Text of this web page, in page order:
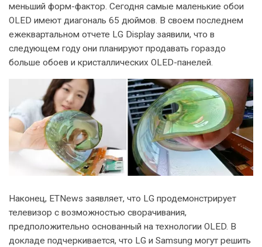
меньший форм-фактор. Сегодня самые маленькие обои
OLED имеют диагональ 65 дюймов. В своем последнем
ежеквартальном отчете LG Display заявили, что в
следующем году они планируют продавать гораздо
больше обоев и кристаллических OLED-панелей.
Наконец, ETNews заявляет, что LG продемонстрирует
телевизор с возможностью сворачивания,
предположительно основанный на технологии OLED. В
докладе подчеркивается, что LG и Samsung могут решить